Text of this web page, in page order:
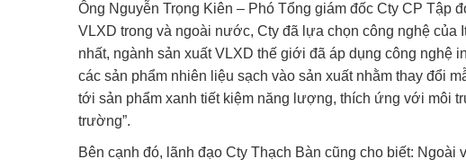
Ông Nguyễn Trọng Kiên – Phó Tổng giám đốc Cty CP Tập
VLXD trong và ngoài nước, Cty đã lựa chọn công nghệ của
nhất, ngành sản xuất VLXD thế giới đã áp dụng công nghệ
các sản phẩm nhiên liệu sạch vào sản xuất nhằm thay đổi
tới sản phẩm xanh tiết kiệm năng lượng, thích ứng với môi
trường”.
Bên cạnh đó, lãnh đạo Cty Thạch Bàn cũng cho biết: